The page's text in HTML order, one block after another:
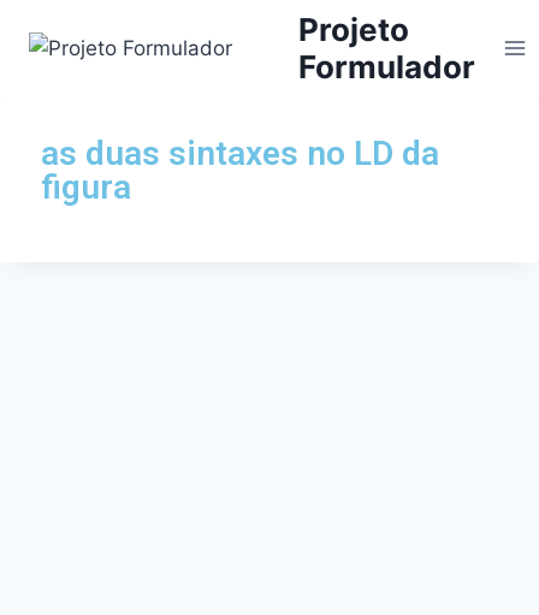
Projeto
Formulador
as duas sintaxes no LD da
figura